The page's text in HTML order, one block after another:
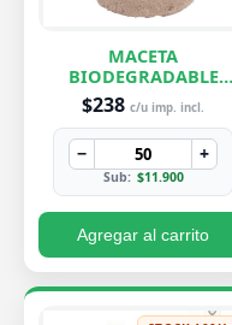
MACETA
BIODEGRADABLE
PEQUEÑA 7X8 CM
$238 c/u imp. incl.
− +
Sub: $11.900
Agregar al carrito